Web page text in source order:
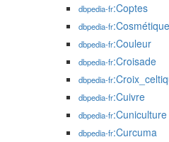
dbpedia-fr:Coptes
dbpedia-fr:Cosmétique
dbpedia-fr:Couleur
dbpedia-fr:Croisade
dbpedia-fr
dbpedia-fr:Cuivre
dbpedia-fr:Cuniculture
dbpedia-fr:Curcuma